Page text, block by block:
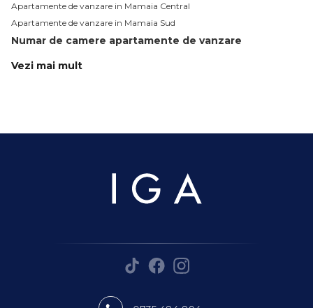
Apartamente de vanzare in Mamaia Central
Apartamente de vanzare in Mamaia Sud
Numar de camere apartamente de vanzare
Apartamente de vanzare 1 camera
Apartamente de vanzare in Constanta
Apartamente de vanzare in Mamaia-Sat
Apartamente de vanzare in Constanta Faleza Nord
Apartamente de vanzare in Navodari Est
Apartamente de vanzare in Constanta Palazu Mare
Vezi mai mult